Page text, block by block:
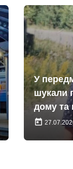
У
шукали
дому та
today